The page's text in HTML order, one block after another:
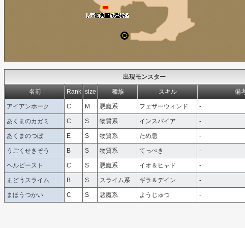
出現モンスター
名前 Rank size 種族 スキル 備
アイアンホーク C M 悪魔系 フェザーウィンド -
あくまのカガミ C S 物質系 インスパイア -
あくまのつぼ E S 物質系 ため息 -
うごくせきぞう B S 物質系 てっぺき -
ヘルビースト C S 悪魔系 イオ＆ヒャド -
まどうスライム B S スライム系 ギラ＆デイン -
まほうつかい C S 悪魔系 ようじゅつ -